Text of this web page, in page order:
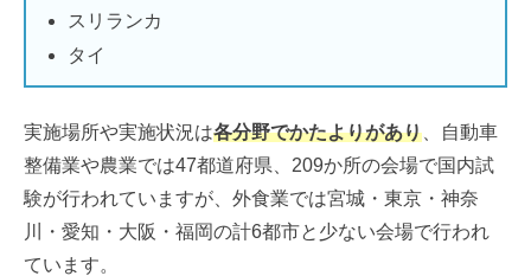
スリランカ
タイ
実施場所や実施状況は各分野でかたよりがあり 、自動車
整備業や農業では47都道府県、209か所の会場で国内試
験が行われていますが、外食業では宮城・東京・神奈
川・愛知・大阪・福岡の計6都市と少ない会場で行われ
ています。